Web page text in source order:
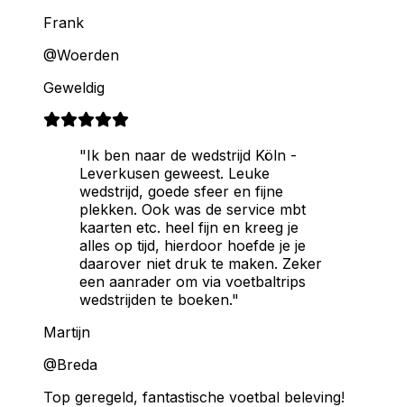
Frank
@Woerden
Geweldig
"Ik ben naar de wedstrijd Köln -
Leverkusen geweest. Leuke
wedstrijd, goede sfeer en fijne
plekken. Ook was de service mbt
kaarten etc. heel fijn en kreeg je
alles op tijd, hierdoor hoefde je je
daarover niet druk te maken. Zeker
een aanrader om via voetbaltrips
wedstrijden te boeken."
Martijn
@Breda
Top geregeld, fantastische voetbal beleving!